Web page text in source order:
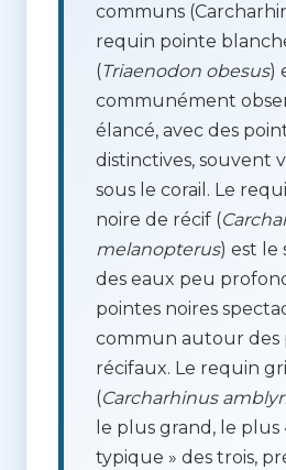
communs
requin pointe
(Triaenodon obesus)
communément
élancé, avec des
distinctives, souvent
sous le corail. Le
noire de récif(
melanopterus) est le
des eaux peu
pointes noires
commun autour des
récifaux. Le requin
(Carcharhinus
le plus grand, le plus
typique » des trois,